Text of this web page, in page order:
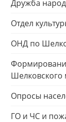
Дружба
Отдел
ОНД по
Шелковского
Опросы
ГО и ЧС и